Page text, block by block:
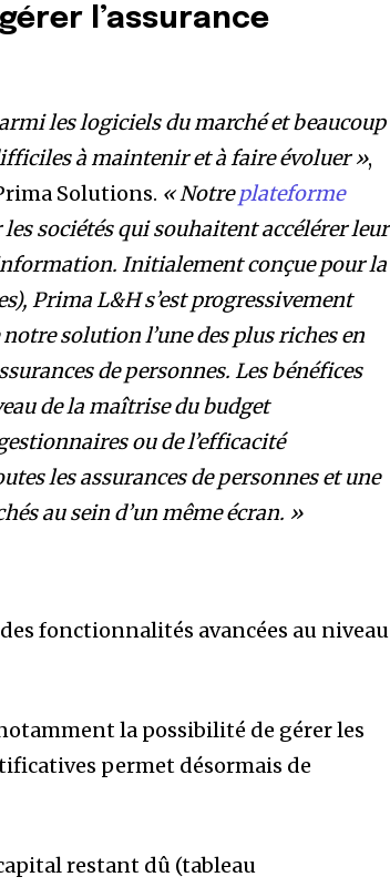
l’assurance
les logiciels du marché et beaucoup
à maintenir et à faire évoluer »,
Solutions. « Notreplateforme
sociétés qui souhaitent accélérer leur
Initialement conçue pour la
Prima L&H s’est progressivement
solution l’une des plus riches en
de personnes. Les bénéfices
de la maîtrise du budget
ou de l’efficacité
les assurances de personnes et une
au sein d’un même écran. »
fonctionnalités avancées au niveau
la possibilité de gérer les
permet désormais de
restant dû (tableau